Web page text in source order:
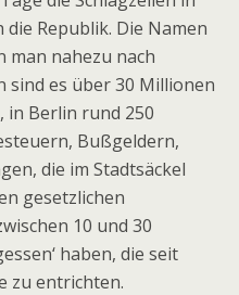
Republik. Die Namen
man nahezu nach
sind es über 30 Millionen
in Berlin rund 250
Bußgeldern,
die im Stadtsäckel
gesetzlichen
10 und 30
haben, die seit
zu entrichten.